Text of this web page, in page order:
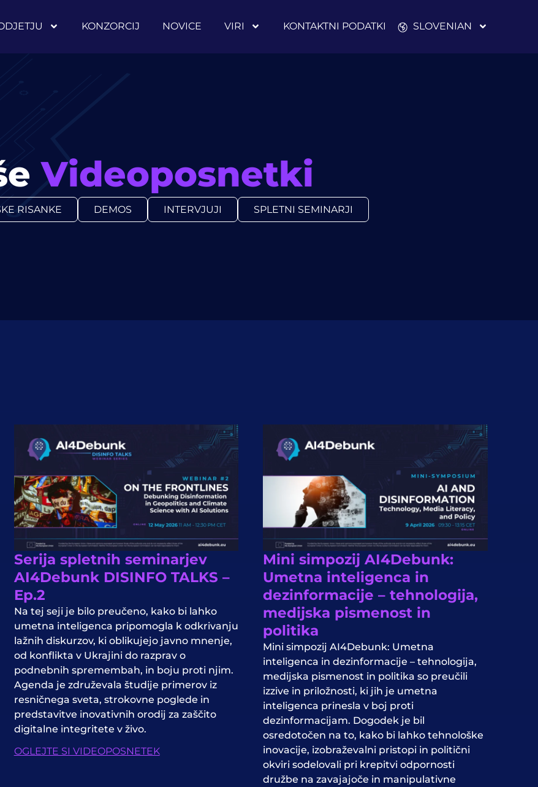
KONZORCIJ NOVICE VIRI KONTAKTNI PODATKI SLOVENIAN
Videoposnetki
RISANKE DEMOS INTERVJUJI SPLETNI SEMINARJI
Serija spletnih seminarjev
AI4Debunk DISINFO TALKS –
Ep.2
Na tej seji je bilo preučeno, kako bi lahko
umetna inteligenca pripomogla k odkrivanju
lažnih diskurzov, ki oblikujejo javno mnenje,
od konflikta v Ukrajini do razprav o
podnebnih spremembah, in boju proti njim.
Agenda je združevala študije primerov iz
resničnega sveta, strokovne poglede in
predstavitve inovativnih orodij za zaščito
digitalne integritete v živo.
OGLEJTE SI VIDEOPOSNETEK
Mini simpozij AI4Debunk:
Umetna inteligenca in
dezinformacije – tehnologija,
medijska pismenost in
politika
Mini simpozij AI4Debunk: Umetna
inteligenca in dezinformacije – tehnologija,
medijska pismenost in politika so preučili
izzive in priložnosti, ki jih je umetna
inteligenca prinesla v boj proti
dezinformacijam. Dogodek je bil
osredotočen na to, kako bi lahko tehnološke
inovacije, izobraževalni pristopi in politični
okviri sodelovali pri krepitvi odpornosti
družbe na zavajajoče in manipulativne